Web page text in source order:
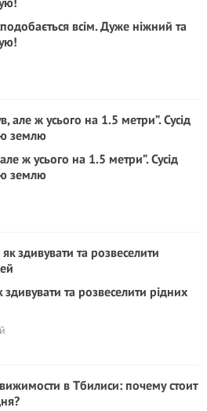
всім. Дуже ніжний та
ж усього на 1.5 метри”. Сусід
землю
та розвеселити рідних